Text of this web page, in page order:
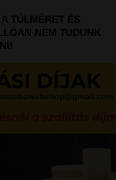
TÚLMÉRET ÉS
NEM TUDUNK